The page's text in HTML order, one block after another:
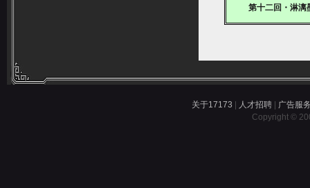
第十二回・淋漓
关于17173 人才招聘
广告服
Copyright ©